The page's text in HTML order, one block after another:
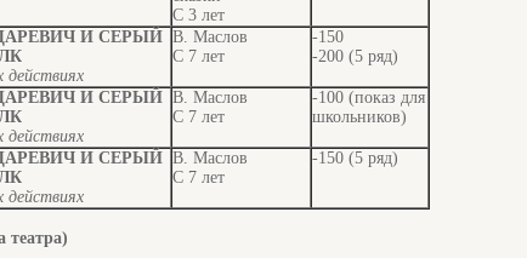
С 3 лет
И СЕРЫЙ
действиях
В. Маслов
С 7 лет
-150
-200 (5 ряд)
И СЕРЫЙ
действиях
В. Маслов
С 7 лет
-100 (показ для
школьников)
И СЕРЫЙ
действиях
В. Маслов
С 7 лет
-150 (5 ряд)
театра)